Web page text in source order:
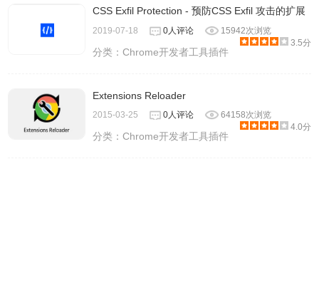
CSS Exfil Protection - 预防CSS Exfil 攻击的扩展
2019-07-18 0人评论
15942次浏览
3.5分
分类：Chrome开发者工具插件
Extensions Reloader
2015-03-25 0人评论
64158次浏览
4.0分
分类：Chrome开发者工具插件